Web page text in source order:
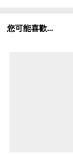
您可能喜歡...